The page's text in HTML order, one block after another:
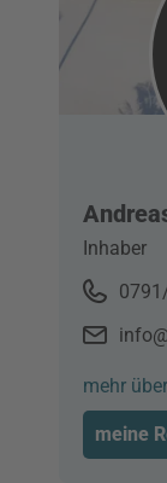
Inhaber
mehr
meine